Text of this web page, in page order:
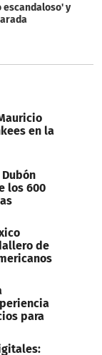
escandaloso' y
en la
los 600
de
para